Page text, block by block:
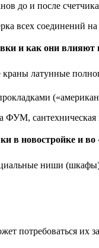
до и после
всех соединений
и как они влияют
латунные
ФУМ,
в новостройке и во
ниши (шкафы)
потребоваться их